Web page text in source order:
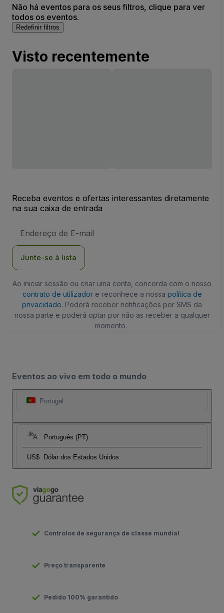
Não há eventos para os seus filtros, clique para ver
todos os eventos.
Redefinir filtros
Visto recentemente
Receba eventos e ofertas interessantes diretamente
na sua caixa de entrada
de
Junte-se à lista
Ao iniciar sessão ou criar uma conta, concorda com o nosso
contrato de utilizadore reconhece a nossa política de
privacidade. Poderá receber notificações por SMS da
nossa parte e poderá optar por não as receber a qualquer
momento.
Eventos ao vivo em todo o mundo
Portugal
Português (PT)
US$ Dólar dos Estados Unidos
Controlos de segurança de classe mundial
Preço transparente
Pedido 100% garantido